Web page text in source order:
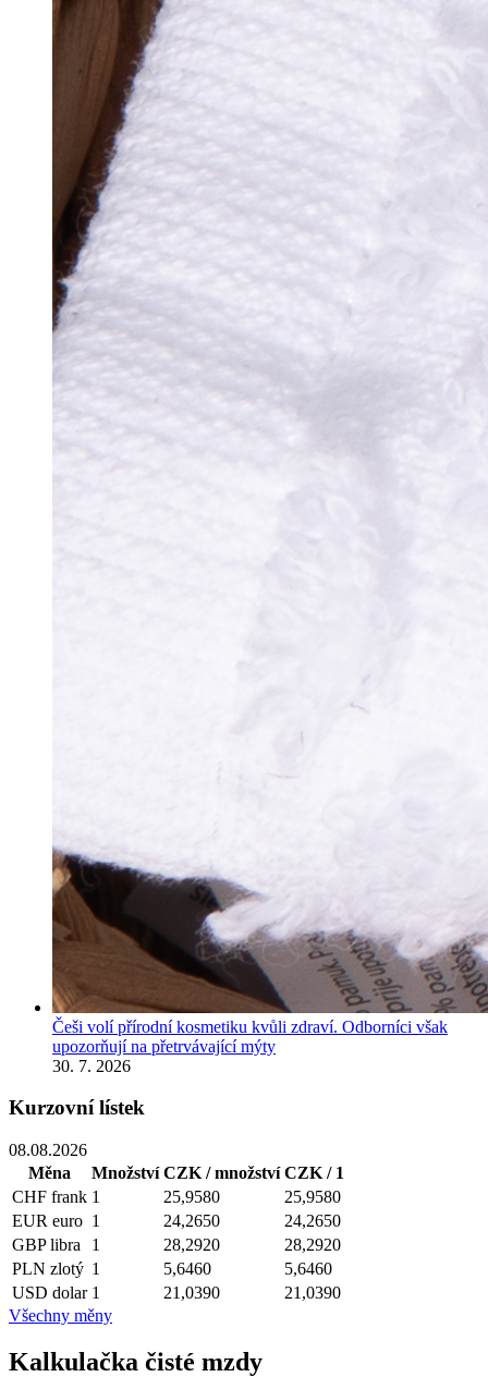
Češi volí přírodní kosmetiku kvůli zdraví. Odborníci však
upozorňují na přetrvávající mýty
30. 7. 2026
Kurzovní lístek
08.08.2026
Měna
Množství CZK / množství CZK / 1
CHF frank 1 25,9580
25,9580
EUR euro 1 24,2650
24,2650
GBP libra 1 28,2920
28,2920
PLN zlotý 1 5,6460
5,6460
USD dolar 1 21,0390
21,0390
Všechny měny
Kalkulačka čisté mzdy